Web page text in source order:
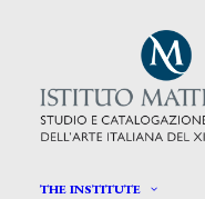
THE INSTITUTE